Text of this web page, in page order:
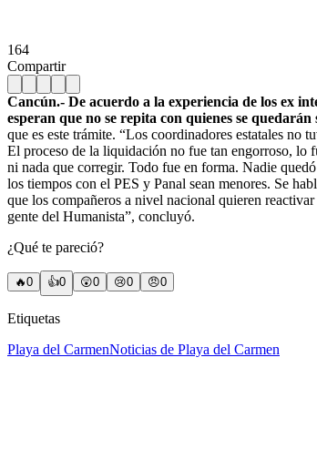
164
Compartir
Cancún.- De acuerdo a la experiencia de los ex
esperan que no se repita con quienes se
que es este trámite. “Los coordinadores estatales no
El proceso de la liquidación no fue tan engorroso, lo
ni nada que corregir. Todo fue en forma. Nadie
los tiempos con el PES y Panal sean menores. Se
que los compañeros a nivel nacional quieren
gente del Humanista”, concluyó.
¿Qué te pareció?
🔥0 👍0 😲0 😢0 😠0
Etiquetas
Playa del CarmenNoticias de Playa del Carmen